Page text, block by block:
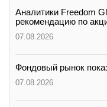
Аналитики Freedom
рекомендацию по
07.08.2026
Фондовый рынок
07.08.2026